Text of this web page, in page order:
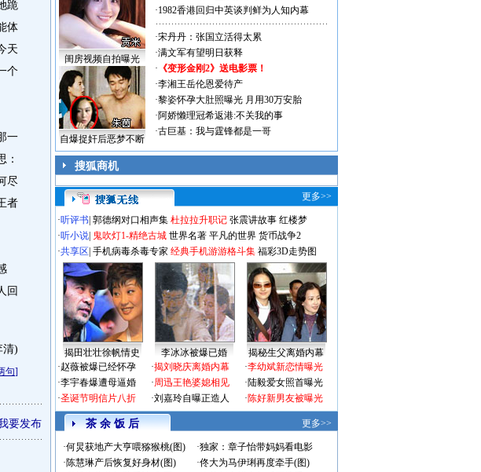
跪
体
天
个
一
：
尽
者
回
清)
句]
要发布
闺房视频自拍曝光
自爆捉奸后恶梦不断
·1982香港回归中英谈判鲜为人知内幕
·宋丹丹：张国立活得太累
·满文军有望明日获释
· 《变形金刚2》送电影票！
·李湘王岳伦恩爱待产
·黎姿怀孕大肚照曝光 月用30万安胎
·阿娇懒理冠希返港:不关我的事
·古巨基：我与霆锋都是一哥
搜狐商机
更多>>
·听评书 郭德纲对口相声集 杜拉拉升职记 张震讲故事 红楼梦
·听小说 鬼吹灯1-精绝古城 世界名著 平凡的世界 货币战争2
·共享区 手机病毒杀毒专家 经典手机游游格斗集 福彩3D走势图
揭田壮壮徐帆情史 李冰冰被爆已婚
揭秘生父离婚内幕
·赵薇被爆已经怀孕
·李宇春爆遭母逼婚
·圣诞节明信片八折
·揭刘晓庆离婚内幕
·周迅王艳婆媳相见
·刘嘉玲自曝正造人
·李幼斌新恋情曝光
·陆毅爱女照首曝光
·陈好新男友被曝光
茶 余 饭 后 更多>>
·何炅获地产大亨喂猕猴桃(图) ·独家：章子怡带妈妈看电影
·陈慧琳产后恢复好身材(图) ·佟大为马伊琍再度牵手(图)